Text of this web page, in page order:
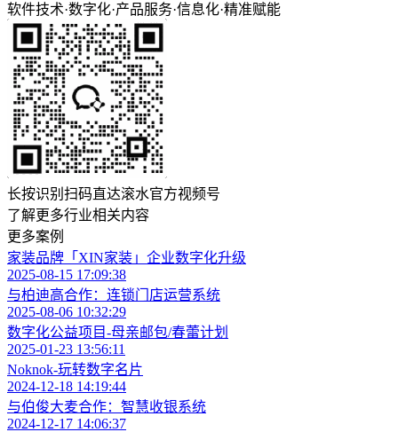
软件技术·数字化·产品服务·信息化·精准赋能
长按识别扫码直达滚水官方视频号
了解更多行业相关内容
更多案例
家装品牌「XIN家装」企业数字化升级
2025-08-15 17:09:38
与柏迪高合作：连锁门店运营系统
2025-08-06 10:32:29
数字化公益项目-母亲邮包/春蕾计划
2025-01-23 13:56:11
Noknok-玩转数字名片
2024-12-18 14:19:44
与伯俊大麦合作：智慧收银系统
2024-12-17 14:06:37